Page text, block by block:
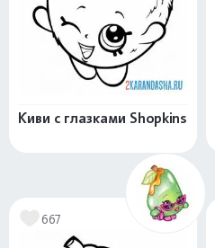
Киви с глазками Shopkins
667